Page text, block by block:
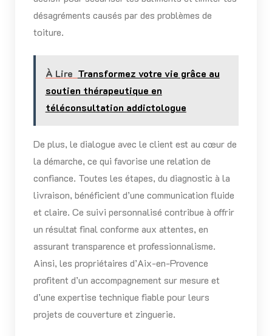
désagréments causés par des problèmes de
toiture.
À Lire Transformez votre vie grâce au
soutien thérapeutique en
téléconsultation addictologue
De plus, le dialogue avec le client est au cœur de
la démarche, ce qui favorise une relation de
confiance. Toutes les étapes, du diagnostic à la
livraison, bénéficient d’une communication fluide
et claire. Ce suivi personnalisé contribue à offrir
un résultat final conforme aux attentes, en
assurant transparence et professionnalisme.
Ainsi, les propriétaires d’Aix-en-Provence
profitent d’un accompagnement sur mesure et
d’une expertise technique fiable pour leurs
projets de couverture et zinguerie.